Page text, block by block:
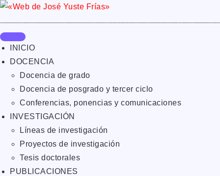
INICIO
DOCENCIA
Docencia de grado
Docencia de posgrado y tercer ciclo
Conferencias, ponencias y comunicaciones
INVESTIGACIÓN
Líneas de investigación
Proyectos de investigación
Tesis doctorales
PUBLICACIONES